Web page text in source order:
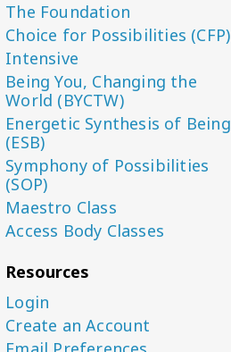
The Foundation
Choice for Possibilities (CFP)
Intensive
Being You, Changing the
World (BYCTW)
Energetic Synthesis of Being
(ESB)
Symphony of Possibilities
(SOP)
Maestro Class
Access Body Classes
Resources
Login
Create an Account